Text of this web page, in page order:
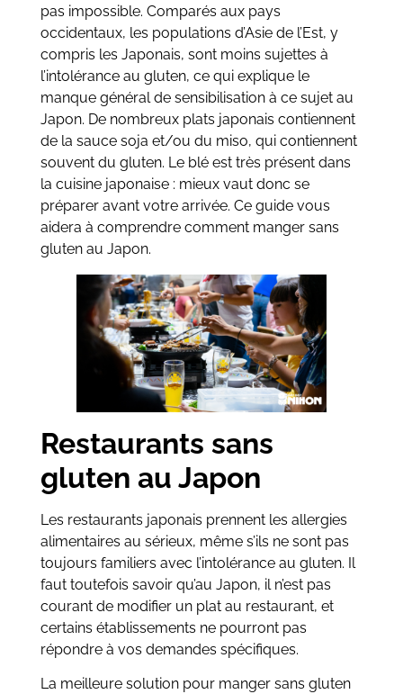
pas impossible. Comparés aux pays
occidentaux, les populations d’Asie de l’Est, y
compris les Japonais, sont moins sujettes à
l’intolérance au gluten, ce qui explique le
manque général de sensibilisation à ce sujet au
Japon. De nombreux plats japonais contiennent
de la sauce soja et/ou du miso, qui contiennent
souvent du gluten. Le blé est très présent dans
la cuisine japonaise : mieux vaut donc se
préparer avant votre arrivée. Ce guide vous
aidera à comprendre comment manger sans
gluten au Japon.
Restaurants sans
gluten au Japon
Les restaurants japonais prennent les allergies
alimentaires au sérieux, même s’ils ne sont pas
toujours familiers avec l’intolérance au gluten. Il
faut toutefois savoir qu’au Japon, il n’est pas
courant de modifier un plat au restaurant, et
certains établissements ne pourront pas
répondre à vos demandes spécifiques.
La meilleure solution pour manger sans gluten